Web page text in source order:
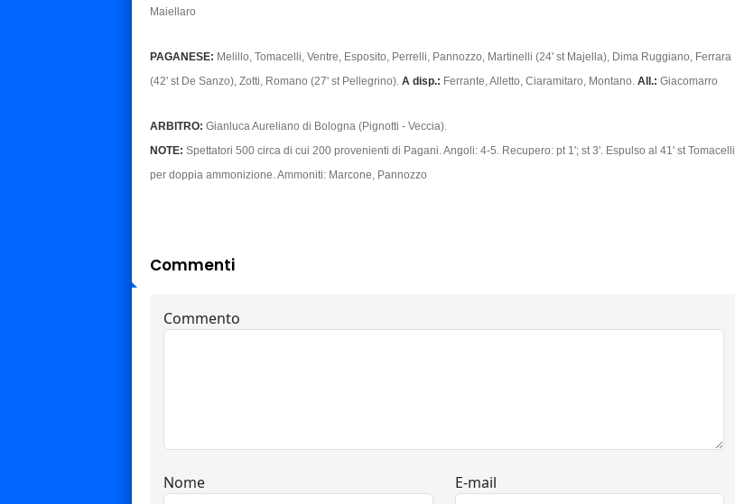
Maiellaro
PAGANESE: Melillo, Tomacelli, Ventre, Esposito, Perrelli, Pannozzo, Martinelli (24' st Majella), Dima Ruggiano, Ferrara
(42' st De Sanzo), Zotti, Romano (27' st Pellegrino). A disp.: Ferrante, Alletto, Ciaramitaro, Montano. All.: Giacomarro
ARBITRO: Gianluca Aureliano di Bologna (Pignotti - Veccia).
NOTE: Spettatori 500 circa di cui 200 provenienti di Pagani. Angoli: 4-5. Recupero: pt 1'; st 3'. Espulso al 41' st Tomacelli
per doppia ammonizione. Ammoniti: Marcone, Pannozzo
Commenti